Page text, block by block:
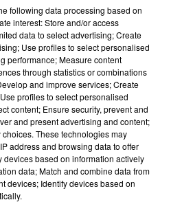
appli et assistant vocaux...
following data processing based on
interest: Store and/or access
data to select advertising; Create
Use profiles to select personalised
performance; Measure content
through statistics or combinations
and improve services; Create
profiles to select personalised
content; Ensure security, prevent and
and present advertising and content;
These technologies may
address and browsing data to offer
based on information actively
data; Match and combine data from
devices; Identify devices based on